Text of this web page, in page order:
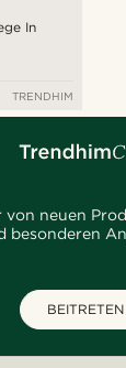
In
TRENDHIM
von neuen
besonderen
BEITRETEN